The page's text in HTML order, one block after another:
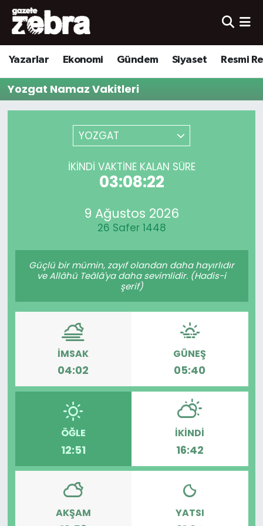
Yazarlar Ekonomi Gündem Siyaset Resmi
Yozgat Namaz Vakitleri
YOZGAT
İKINDI VAKTINE KALAN SÜRE
03:08:22
9 Ağustos 2026
26 Safer 1448
Güçlü bir mümin, zayıf olandan daha hayırlıdır
ve Allâhü Teâlâ'ya daha sevimlidir. (Hadis-i
şerif)
İMSAK
04:02
GÜNEŞ
05:40
ÖĞLE
12:51
İKINDI
16:42
AKŞAM YATSI
Yazarlar
Ekonomi
Kültür-Sanat
Nöbetçi Eczaneler
Hava Durumu
Trafik Durumu
Süper Lig Puan Durumu ve Fikstür
Tüm Manşetler